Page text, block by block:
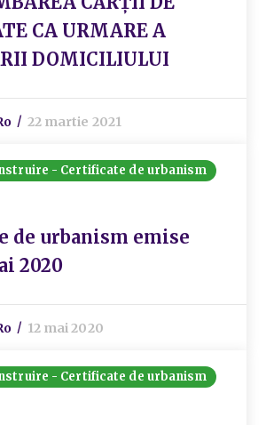
CA URMARE A
DOMICILIULUI
22 martie 2021
- Certificate de urbanism
de urbanism emise
2020
12 mai 2020
- Certificate de urbanism